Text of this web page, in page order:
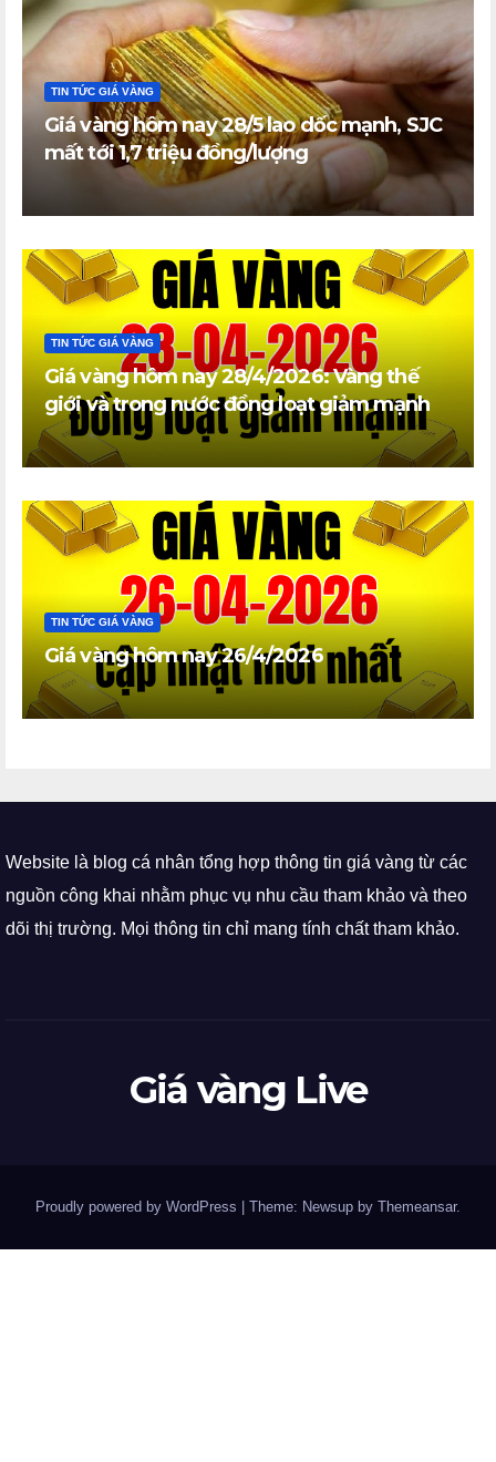
TIN TỨC GIÁ VÀNG
Giá vàng hôm nay 28/5 lao dốc mạnh, SJC
mất tới 1,7 triệu đồng/lượng
TIN TỨC GIÁ VÀNG
Giá vàng hôm nay 28/4/2026: Vàng thế
giới và trong nước đồng loạt giảm mạnh
TIN TỨC GIÁ VÀNG
Giá vàng hôm nay 26/4/2026
Website là blog cá nhân tổng hợp thông tin giá vàng từ các
nguồn công khai nhằm phục vụ nhu cầu tham khảo và theo
dõi thị trường. Mọi thông tin chỉ mang tính chất tham khảo.
Giá vàng Live
Proudly powered by WordPress Theme: Newsup by Themeansar.